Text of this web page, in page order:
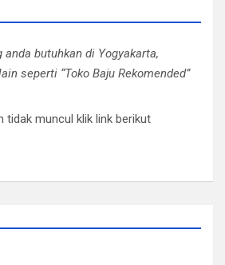
butuhkan di Yogyakarta,
seperti “Toko Baju Rekomended”
tidak muncul klik link berikut